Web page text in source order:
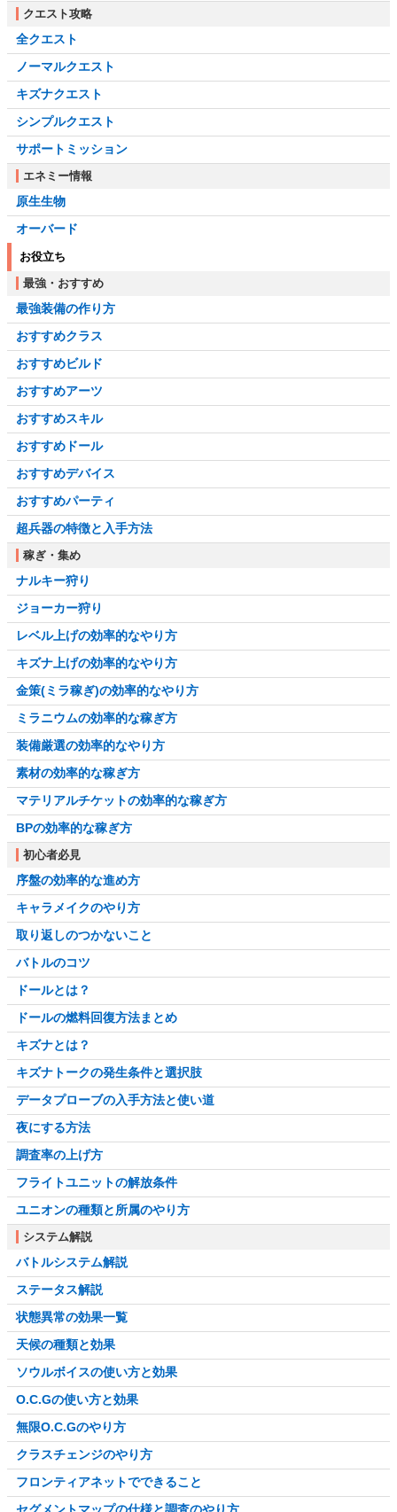
クエスト攻略
全クエスト
ノーマルクエスト
キズナクエスト
シンプルクエスト
サポートミッション
エネミー情報
原生生物
オーバード
お役立ち
最強・おすすめ
最強装備の作り方
おすすめクラス
おすすめビルド
おすすめアーツ
おすすめスキル
おすすめドール
おすすめデバイス
おすすめパーティ
超兵器の特徴と入手方法
稼ぎ・集め
ナルキー狩り
ジョーカー狩り
レベル上げの効率的なやり方
キズナ上げの効率的なやり方
金策(ミラ稼ぎ)の効率的なやり方
ミラニウムの効率的な稼ぎ方
装備厳選の効率的なやり方
素材の効率的な稼ぎ方
マテリアルチケットの効率的な稼ぎ方
BPの効率的な稼ぎ方
初心者必見
序盤の効率的な進め方
キャラメイクのやり方
取り返しのつかないこと
バトルのコツ
ドールとは？
ドールの燃料回復方法まとめ
キズナとは？
キズナトークの発生条件と選択肢
データプローブの入手方法と使い道
夜にする方法
調査率の上げ方
フライトユニットの解放条件
ユニオンの種類と所属のやり方
システム解説
バトルシステム解説
ステータス解説
状態異常の効果一覧
天候の種類と効果
ソウルボイスの使い方と効果
O.C.Gの使い方と効果
無限O.C.Gのやり方
クラスチェンジのやり方
フロンティアネットでできること